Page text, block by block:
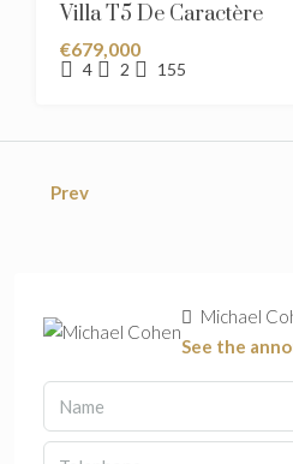
Villa T5 De Caractère
€679,000
4 2 155
Prev
Michael
See the